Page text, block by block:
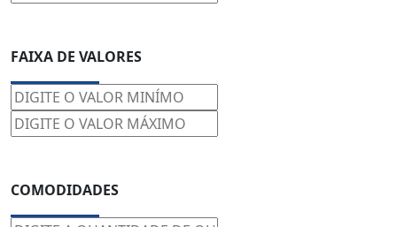
FAIXA DE VALORES
COMODIDADES